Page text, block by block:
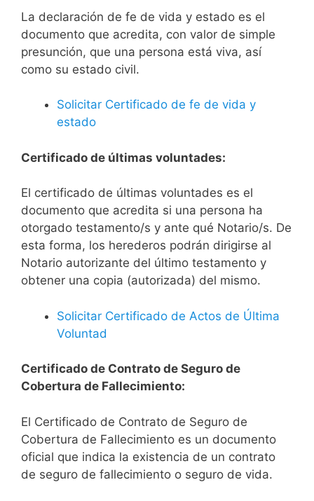
La declaración de fe de vida y estado es el
documento que acredita, con valor de simple
presunción, que una persona está viva, así
como su estado civil.
Solicitar Certificado de fe de vida y
estado
Certificado de últimas voluntades:
El certificado de últimas voluntades es el
documento que acredita si una persona ha
otorgado testamento/s y ante qué Notario/s. De
esta forma, los herederos podrán dirigirse al
Notario autorizante del último testamento y
obtener una copia (autorizada) del mismo.
Solicitar Certificado de Actos de Última
Voluntad
Certificado de Contrato de Seguro de
Cobertura de Fallecimiento:
El Certificado de Contrato de Seguro de
Cobertura de Fallecimiento es un documento
oficial que indica la existencia de un contrato
de seguro de fallecimiento o seguro de vida.